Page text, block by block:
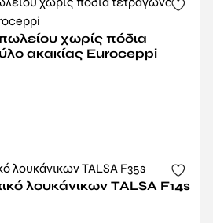
χωρίς πόδια
ακακίας Euroceppi
λουκάνικων TALSA F14s